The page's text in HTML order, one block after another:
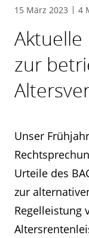
15 März 2023 4
Aktuelle
zur
Unser
Urteile des
zur
Regelleistung